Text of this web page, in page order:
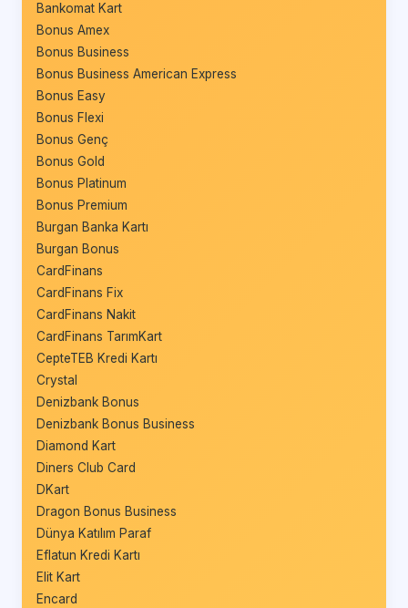
Bankomat Kart
Bonus Amex
Bonus Business
Bonus Business American Express
Bonus Easy
Bonus Flexi
Bonus Genç
Bonus Gold
Bonus Platinum
Bonus Premium
Burgan Banka Kartı
Burgan Bonus
CardFinans
CardFinans Fix
CardFinans Nakit
CardFinans TarımKart
CepteTEB Kredi Kartı
Crystal
Denizbank Bonus
Denizbank Bonus Business
Diamond Kart
Diners Club Card
DKart
Dragon Bonus Business
Dünya Katılım Paraf
Eflatun Kredi Kartı
Elit Kart
Encard